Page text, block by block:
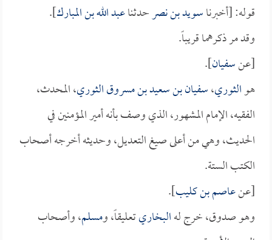
قوله: [أخبرناسويد بن نصرحدثناعبد الله بن المبارك].
وقد مر ذكرهما قريباً.
[عنسفيان].
هوالثوري،سفيان بن سعيد بن مسروق الثوري، المحدث،
الفقيه، الإمام المشهور، الذي وصف بأنه أمير المؤمنين في
الحديث، وهي من أعلى صيغ التعديل، وحديثه أخرجه أصحاب
الكتب الستة.
[عنعاصم بن كليب].
وهو صدوق، خرج لهالبخاريتعليقاً، ومسلم، وأصحاب